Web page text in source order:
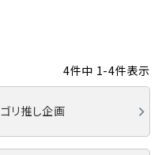
4件中 1-4件表示
ゴリ推し企画